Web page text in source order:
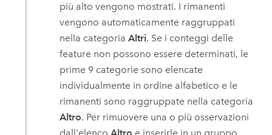
più alto vengono mostrati. I rimanenti
vengono automaticamente raggruppati
nella categoriaAltri. Se i conteggi delle
feature non possono essere determinati, le
prime 9 categorie sono elencate
individualmente in ordine alfabetico e le
rimanenti sono raggruppate nella categoria
Altro. Per rimuovere una o più osservazioni